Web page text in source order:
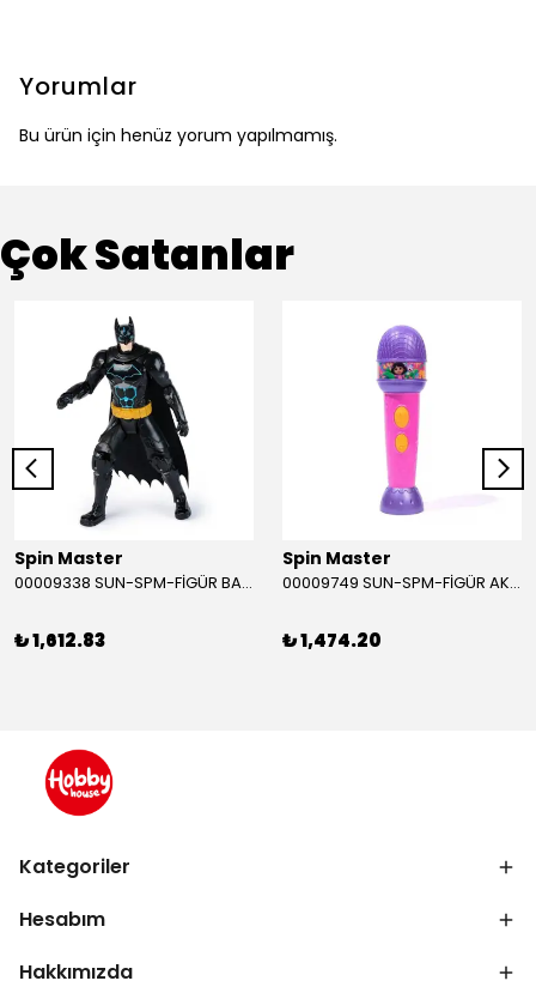
Yorumlar
Bu ürün için henüz yorum yapılmamış.
Çok Satanlar
Spin Master
00009338 SUN-SPM-FİGÜR BATMAN NİNJA STRIKE 30 CM. EXC.
₺ 1,612.83
Spin Master
00009749 SUN-SPM-FİGÜR AKS. DORA MİKROFON YAĞMUR ORMANI RİTMİ (DORA) SESLİ
₺ 1,474.20
Kategoriler
Hesabım
Hakkımızda